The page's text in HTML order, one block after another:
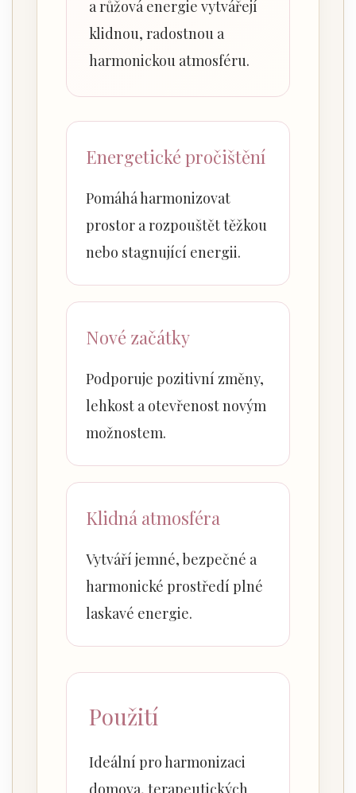
a růžová energie vytvářejí
klidnou, radostnou a
harmonickou atmosféru.
Energetické pročištění
Pomáhá harmonizovat
prostor a rozpouštět těžkou
nebo stagnující energii.
Nové začátky
Podporuje pozitivní změny,
lehkost a otevřenost novým
možnostem.
Klidná atmosféra
Vytváří jemné, bezpečné a
harmonické prostředí plné
laskavé energie.
Použití
Ideální pro harmonizaci
domova, terapeutických